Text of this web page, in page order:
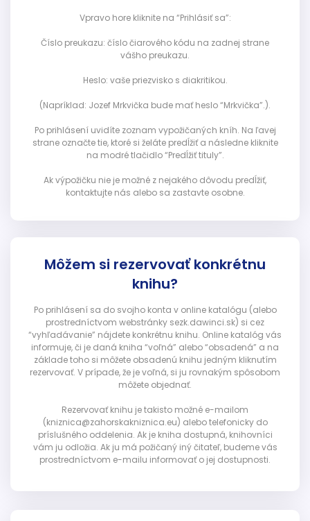
Vpravo hore kliknite na “Prihlásiť sa”:
Číslo preukazu: číslo čiarového kódu na zadnej strane
vášho preukazu.
Heslo: vaše priezvisko s diakritikou.
(Napríklad: Jozef Mrkvička bude mať heslo “Mrkvička”.).
Po prihlásení uvidíte zoznam vypožičaných kníh. Na ľavej
strane označte tie, ktoré si želáte predĺžiť a následne kliknite
na modré tlačidlo “Predĺžiť tituly”.
Ak výpožičku nie je možné z nejakého dôvodu predĺžiť,
kontaktujte nás alebo sa zastavte osobne.
Môžem si rezervovať konkrétnu
knihu?
Po prihlásení sa do svojho konta v online katalógu (alebo
prostredníctvom webstránky sezk.dawinci.sk) si cez
“vyhľadávanie” nájdete konkrétnu knihu. Online katalóg vás
informuje, či je daná kniha “voľná” alebo “obsadená” a na
základe toho si môžete obsadenú knihu jedným kliknutím
rezervovať. V prípade, že je voľná, si ju rovnakým spôsobom
môžete objednať.
Rezervovať knihu je takisto možné e-mailom
(kniznica@zahorskakniznica.eu) alebo telefonicky do
príslušného oddelenia. Ak je kniha dostupná, knihovníci
vám ju odložia. Ak ju má požičaný iný čitateľ, budeme vás
prostredníctvom e-mailu informovať o jej dostupnosti.